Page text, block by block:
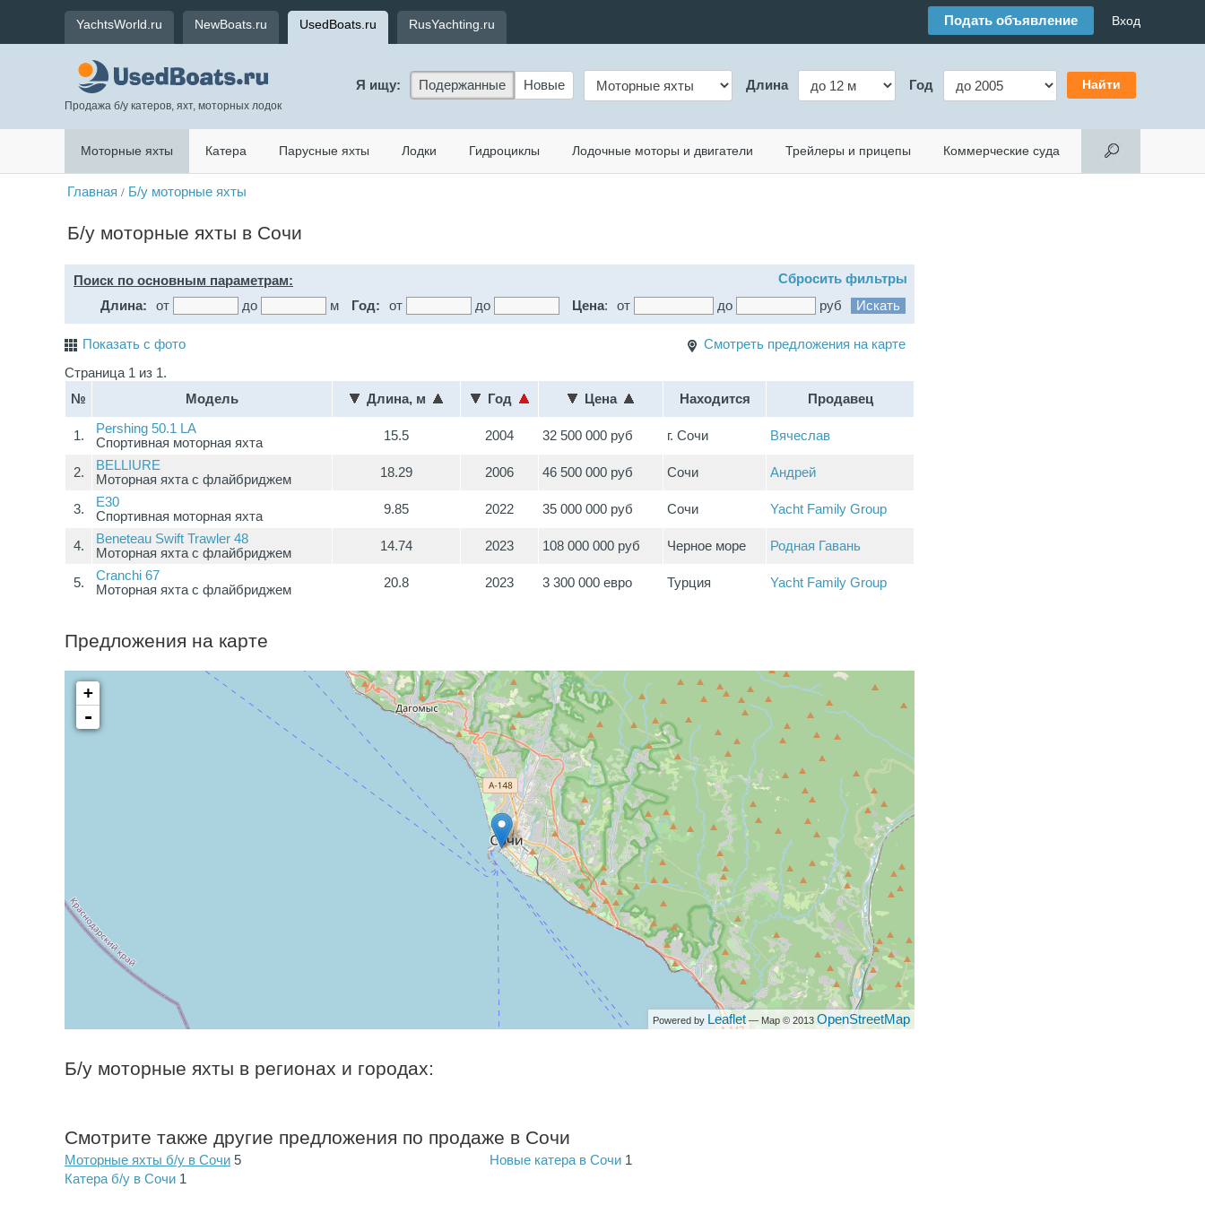
YachtsWorld.ru NewBoats.ru UsedBoats.ru RusYachting.ru Подать объявление Вход
Продажа б/у катеров, яхт, моторных лодок
Я ищу: Подержанные Новые Длина Год
Моторные яхты Катера Парусные яхты Лодки Гидроциклы Лодочные моторы и двигатели Трейлеры и прицепы Коммерческие суда
Главная / Б/у моторные яхты
Б/у моторные яхты в Сочи
Поиск по основным параметрам:
Длина:
от до м Год: от до Цена: от до руб
Сбросить фильтры
Показать с фото
Смотреть предложения на карте
Страница 1 из 1.
№
Модель Длина, м Год Цена Находится Продавец
1.
Pershing 50.1 LA
Спортивная моторная яхта
15.5 2004 32 500 000 руб г. Сочи Вячеслав
2.
BELLIURE
Моторная яхта с флайбриджем
18.29 2006 46 500 000 руб Сочи Андрей
3.
E30
Спортивная моторная яхта
9.85 2022 35 000 000 руб Сочи Yacht Family Group
4.
Beneteau Swift Trawler 48
Моторная яхта с флайбриджем
14.74 2023 108 000 000 руб Черное море Родная Гавань
5.
Cranchi 67
Моторная яхта с флайбриджем
20.8 2023 3 300 000 евро Турция Yacht Family Group
Предложения на карте
+
-
Powered by Leaflet — Map © 2013 OpenStreetMap
Б/у моторные яхты в регионах и городах:
Смотрите также другие предложения по продаже в Сочи
Моторные яхты б/у в Сочи 5
Катера б/у в Сочи 1
Новые катера в Сочи 1